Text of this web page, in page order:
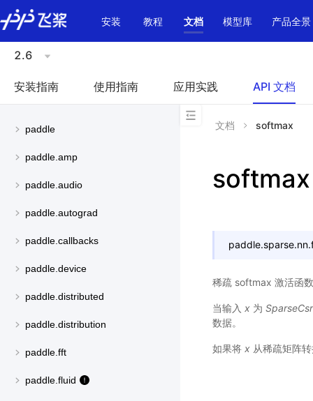
\u200E
安装
教程 文档 模型库 产品全景
2.6
安装指南 使用指南 应用实践 API 文档
paddle
paddle.amp
paddle.audio
paddle.autograd
paddle.callbacks
paddle.device
paddle.distributed
paddle.distribution
paddle.fft
paddle.fluid
文档 softmax
softmax
稀疏 softmax 激活函
当输入 x 为
数据。
如果将 x 从稀疏矩阵